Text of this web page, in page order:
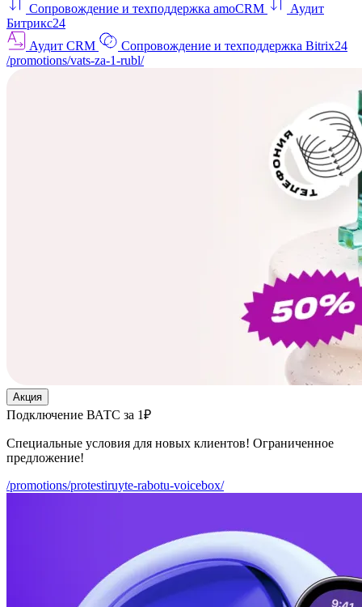
Сопровождение и техподдержка amoCRM
Аудит
Битрикс24
Аудит CRM
Сопровождение и техподдержка Bitrix24
/promotions/vats-za-1-rubl/
Акция
Подключение ВАТС за 1₽
Специальные условия для новых клиентов! Ограниченное
предложение!
/promotions/protestiruyte-rabotu-voicebox/